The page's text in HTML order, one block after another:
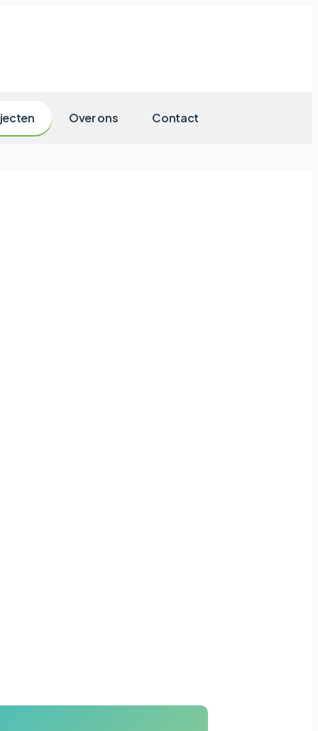
Over ons Contact